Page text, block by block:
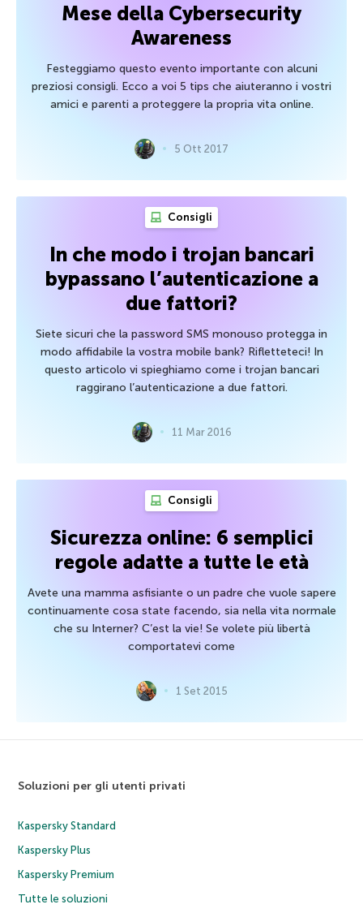
Mese della Cybersecurity
Awareness
Festeggiamo questo evento importante con alcuni
preziosi consigli. Ecco a voi 5 tips che aiuteranno i vostri
amici e parenti a proteggere la propria vita online.
5 Ott 2017
Consigli
In che modo i trojan bancari
bypassano l’autenticazione a
due fattori?
Siete sicuri che la password SMS monouso protegga in
modo affidabile la vostra mobile bank? Rifletteteci! In
questo articolo vi spieghiamo come i trojan bancari
raggirano l’autenticazione a due fattori.
11 Mar 2016
Consigli
Sicurezza online: 6 semplici
regole adatte a tutte le età
Avete una mamma asfisiante o un padre che vuole sapere
continuamente cosa state facendo, sia nella vita normale
che su Interner? C’est la vie! Se volete più libertà
comportatevi come
1 Set 2015
Soluzioni per gli utenti privati
Kaspersky Standard
Kaspersky Plus
Kaspersky Premium
Tutte le soluzioni